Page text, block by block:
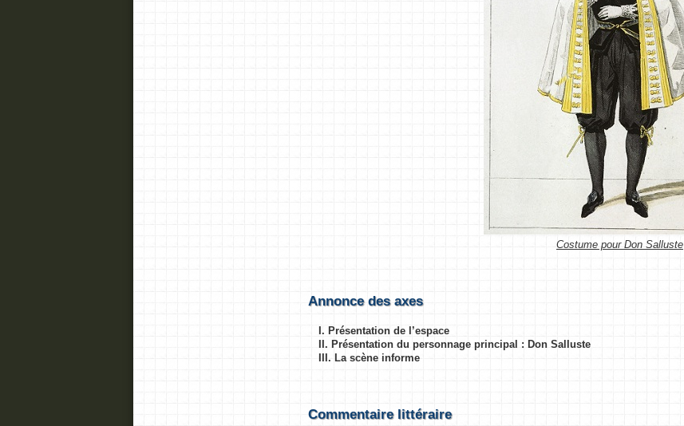
Costume pour Don Salluste
Annonce des axes
I. Présentation de l’espace
II. Présentation du personnage principal : Don Salluste
III. La scène informe
Commentaire littéraire